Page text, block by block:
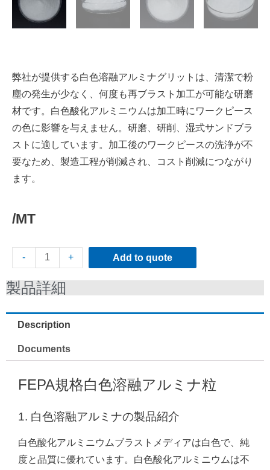
弊社が提供する白色溶融アルミナグリットは、清潔で粉
塵の発生が少なく、何度も再ブラスト加工が可能な研磨
材です。白色酸化アルミニウムは加工時にワークピース
の色に影響を与えません。研磨、研削、湿式サンドブラ
ストに適しています。加工後のワークピースの洗浄が不
要なため、製造工程が削減され、コスト削減につながり
ます。
/MT
- + Add to quote
製品詳細
Description
Documents
FEPA規格白色溶融アルミナ粒
1. 白色溶融アルミナの製品紹介
白色酸化アルミニウムブラストメディアは白色で、純
度と品質に優れています。白色酸化アルミニウムは不